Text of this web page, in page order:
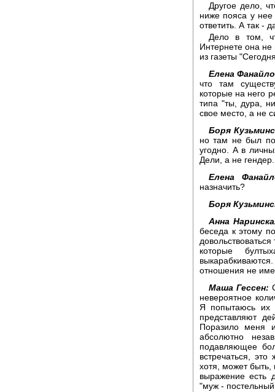
Другое дело,
ниже пояса у нее
ответить. А так -
Дело в том,
Интернете она
из газеты
Елена
что там
которые на него
типа "ты, дура,
свое место, а не
Боря
но там не был
угодно. А в
Дели, а не гендер.
Елена
назначить?
Боря
Анна
беседа к этому
которые
отношения не
Маша Гессен:
невероятное
Я попытаюсь их
представляют
Поразило меня
абсолютно
подавляющее
встречаться,
хотя, может быть,
выражение есть
"муж - постельный